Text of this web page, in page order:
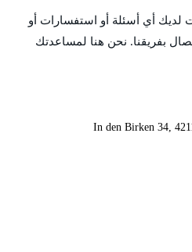
أي أسئلة أو استفسارات أو
بفريقنا. نحن هنا لمساعدتك
In den Birken 34,